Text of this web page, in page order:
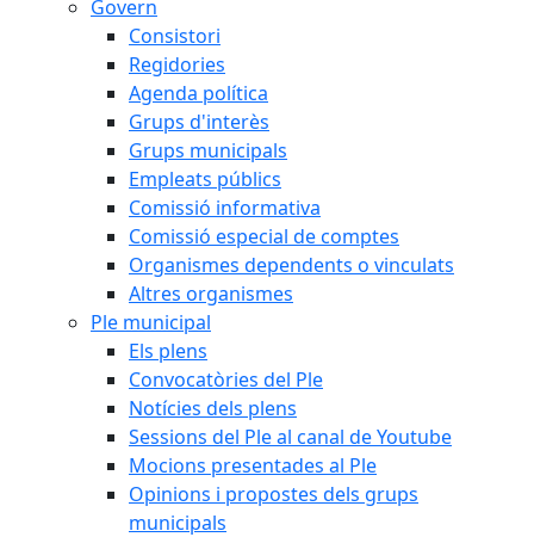
Govern
Consistori
Regidories
Agenda política
Grups d'interès
Grups municipals
Empleats públics
Comissió informativa
Comissió especial de comptes
Organismes dependents o vinculats
Altres organismes
Ple municipal
Els plens
Convocatòries del Ple
Notícies dels plens
Sessions del Ple al canal de Youtube
Mocions presentades al Ple
Opinions i propostes dels grups
municipals